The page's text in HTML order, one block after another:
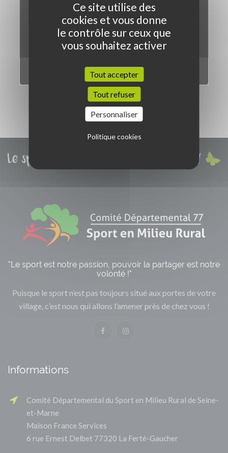
"Le sport est notre passion, pouvoir la partager est notre
volonté !"
Puisque le sport n’est pas toujours situé aux portes de votre
village, c’est nous qui allons l’amener près de chez vous !
Informations
Comité Départemental du Sport en Milieu Rural de Seine-
et-Marne
Maison France Services
6 rue Ernest Delbet 77320 La Ferté-Gaucher
Ce site utilise des
cookies et vous donne
le contrôle sur ceux que
vous souhaitez activer
Tout accepter
Tout refuser
Personnaliser
Politique cookies